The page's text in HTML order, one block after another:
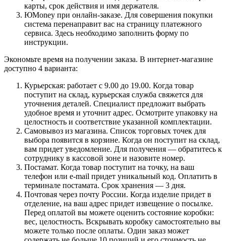
карты, срок действия и имя держателя.
ЮMoney при онлайн-заказе. Для совершения покупки
система перенаправит вас на страницу платежного
сервиса. Здесь необходимо заполнить форму по
инструкции.
Экономьте время на получении заказа. В интернет-магазине
доступно 4 варианта:
Курьерская: работает с 9.00 до 19.00. Когда товар
поступит на склад, курьерская служба свяжется для
уточнения деталей. Специалист предложит выбрать
удобное время и уточнит адрес. Осмотрите упаковку на
целостность и соответствие указанной комплектации.
Самовывоз из магазина. Список торговых точек для
выбора появится в корзине. Когда он поступит на склад,
вам придет уведомление. Для получения — обратитесь к
сотруднику в кассовой зоне и назовите номер.
Постамат. Когда товар поступит на точку, на ваш
телефон или e-mail придет уникальный код. Оплатить в
терминале постамата. Срок хранения — 3 дня.
Почтовая через почту России. Когда изделие придет в
отделение, на ваш адрес придет извещение о посылке.
Перед оплатой вы можете оценить состояние коробки:
вес, целостность. Вскрывать коробку самостоятельно вы
можете только после оплаты. Один заказ может